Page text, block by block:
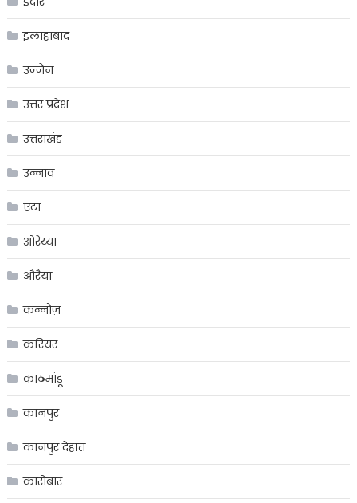
इलाहाबाद
उज्जैन
उत्तर प्रदेश
उत्तराखंड
उन्नाव
एटा
ओरेय्या
औरैया
कन्नौज़
करियर
काठमांडू
कानपुर
कानपुर देहात
कारोबार